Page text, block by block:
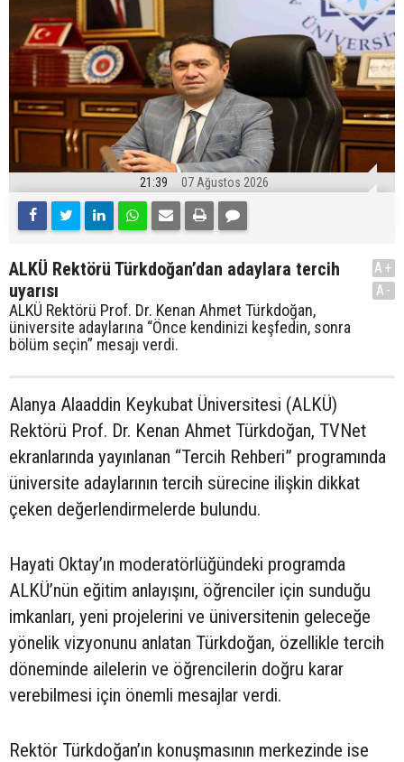
21:39 07 Ağustos 2026
ALKÜ Rektörü Türkdoğan’dan adaylara tercih
uyarısı
ALKÜ Rektörü Prof. Dr. Kenan Ahmet Türkdoğan,
üniversite adaylarına “Önce kendinizi keşfedin, sonra
bölüm seçin” mesajı verdi.
A+
A-
Alanya Alaaddin Keykubat Üniversitesi (ALKÜ)
Rektörü Prof. Dr. Kenan Ahmet Türkdoğan, TVNet
ekranlarında yayınlanan “Tercih Rehberi” programında
üniversite adaylarının tercih sürecine ilişkin dikkat
çeken değerlendirmelerde bulundu.
Hayati Oktay’ın moderatörlüğündeki programda
ALKÜ’nün eğitim anlayışını, öğrenciler için sunduğu
imkanları, yeni projelerini ve üniversitenin geleceğe
yönelik vizyonunu anlatan Türkdoğan, özellikle tercih
döneminde ailelerin ve öğrencilerin doğru karar
verebilmesi için önemli mesajlar verdi.
Rektör Türkdoğan’ın konuşmasının merkezinde ise